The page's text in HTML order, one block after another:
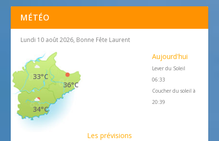
MÉTÉO
Lundi 10 août 2026, Bonne Fête Laurent
36°C
33°C
34°C
Aujourd'hui
Lever du Soleil
06:33
Coucher du soleil à
20:39
Les prévisions